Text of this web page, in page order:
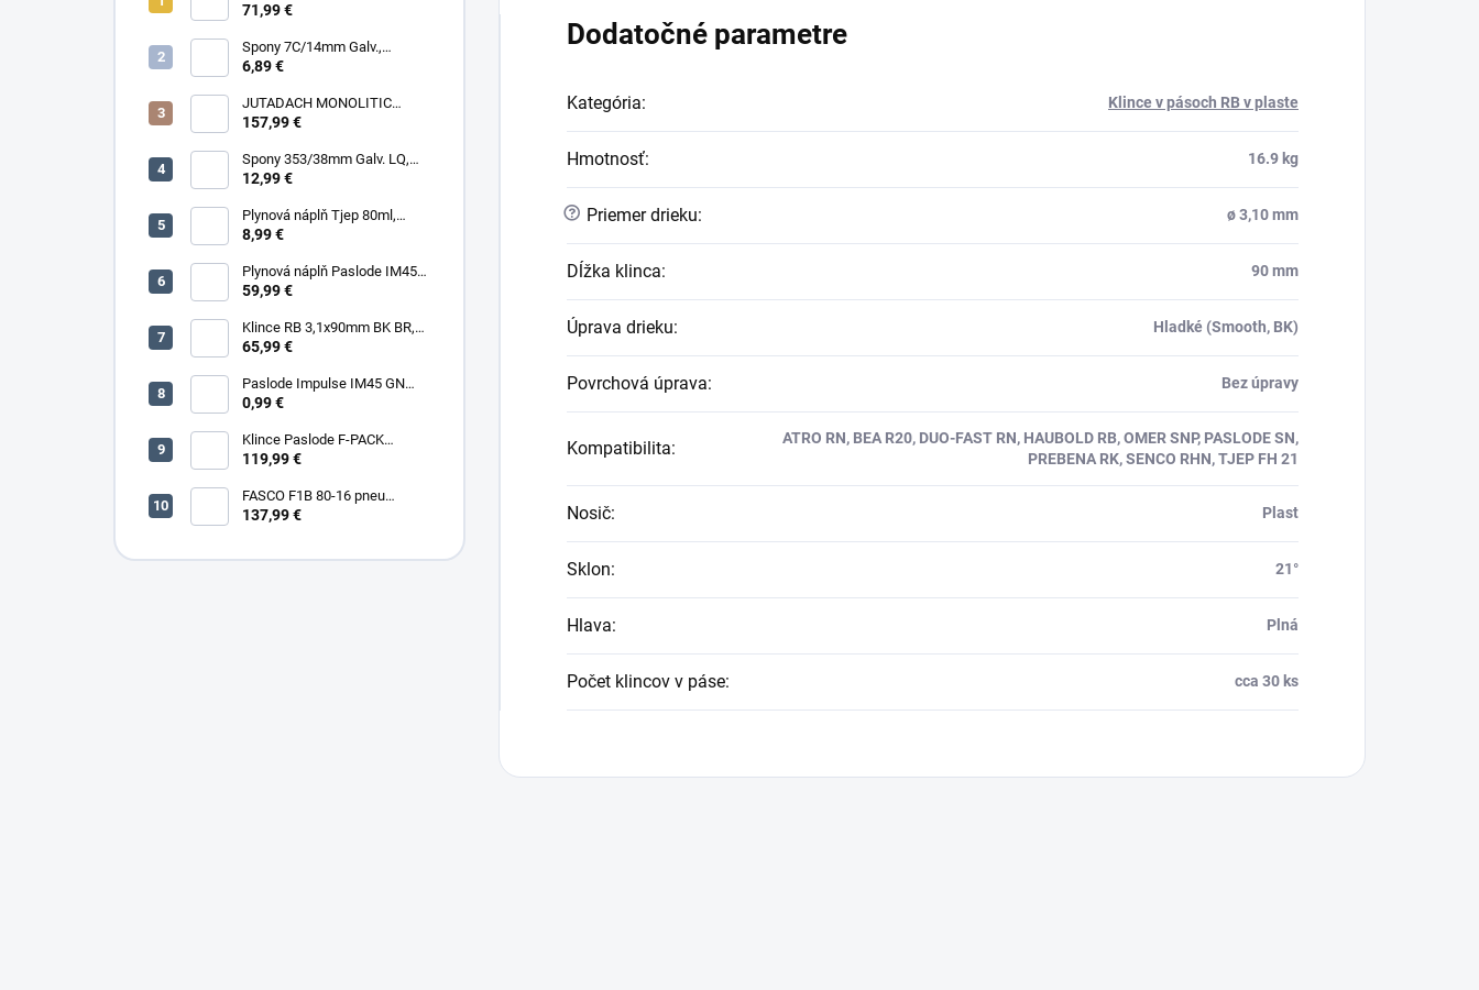
RING HDG, 1000ks/box + plyn
71,99 €
Spony 7C/14mm Galv.,
10000ks/box
6,89 €
JUTADACH MONOLITIC
PROFI 160 + 2AP, 75m²/rola
157,99 €
Spony 353/38mm Galv. LQ,
5000 (11600) ks/box
12,99 €
Plynová náplň Tjep 80ml,
červená
8,99 €
Plynová náplň Paslode IM45
30ml, 2ks/box
59,99 €
Klince RB 3,1x90mm BK BR,
3000ks/box
65,99 €
Paslode Impulse IM45 GN
Lithium
0,99 €
Klince Paslode F-PACK
2,8x63mm Konvex BR,
119,99 €
FASCO F1B 80-16 pneu
sponkovačka
137,99 €
Dodatočné parametre
Kategória: Klince v pásoch RB v plaste
Hmotnosť: 16.9 kg
? Priemer drieku: ø 3,10 mm
Dĺžka klinca: 90 mm
Úprava drieku: Hladké (Smooth, BK)
Povrchová úprava: Bez úpravy
Kompatibilita:
ATRO RN, BEA R20, DUO-FAST RN, HAUBOLD RB, OMER SNP, PASLODE SN,
PREBENA RK, SENCO RHN, TJEP FH 21
Nosič: Plast
Sklon: 21°
Hlava: Plná
Počet klincov v páse: cca 30 ks